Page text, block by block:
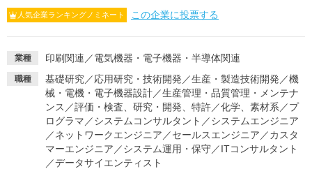
イベントを探す スカウト
就活ノウハウ・サポート
就活支援
就活ノウハウが満載！
就活コラム
お役立ち記事・相談室など
人気企業ランキングノミネート この企業に投票する
業種 印刷関連 ／電気機器・電子機器・半導体関連
職種 基礎研究／応用研究・技術開発 ／生産・製造技術開発 ／機
械・電機・電子機器設計／生産管理・品質管理・メンテナ
ンス ／評価・検査、研究・開発、特許／化学、素材系 ／プ
ログラマ ／システムコンサルタント ／システムエンジニア
／ネットワークエンジニア ／セールスエンジニア ／カスタ
マーエンジニア ／システム運用・保守／ITコンサルタント
／データサイエンティスト